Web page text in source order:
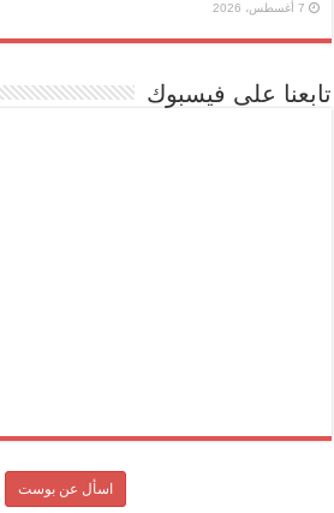
7 أغسطس، 2026
تابعنا على فيسبوك
اسأل عن بوست